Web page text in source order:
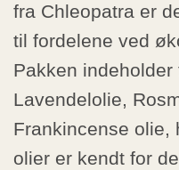
fra Chleopatra er
til fordelene ved
Pakken
Lavendelolie,
Frankincense olie,
olier er kendt for